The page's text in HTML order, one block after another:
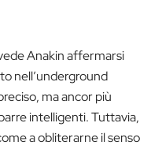
Anakin affermarsi
nell’underground
ma ancor più
intelligenti. Tuttavia,
a obliterarne il senso